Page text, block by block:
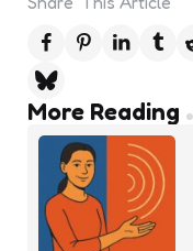
More Reading
Post
navigation